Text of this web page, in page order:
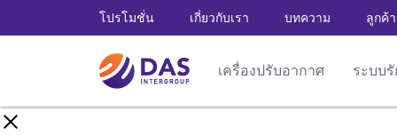
โปรโมชั่น เกี่ยวกับเรา บทความ ลูกค้
เครื่องปรับอากาศ ระบบ